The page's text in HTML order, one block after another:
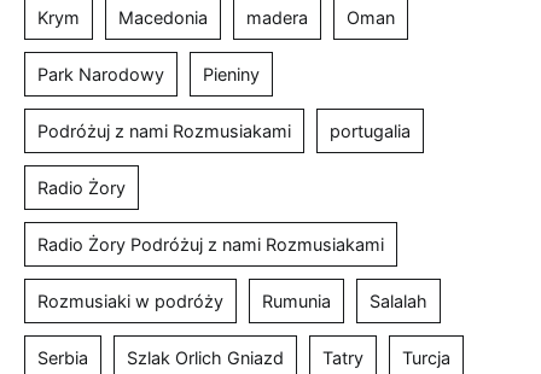
Krym Macedonia madera Oman
Park Narodowy Pieniny
Podróżuj z nami Rozmusiakami portugalia
Radio Żory
Radio Żory Podróżuj z nami Rozmusiakami
Rozmusiaki w podróży Rumunia Salalah
Serbia Szlak Orlich Gniazd Tatry Turcja